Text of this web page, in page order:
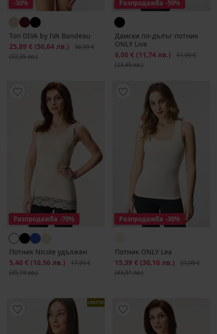
-30%
Топ DIVA by IVA Bandeau
Намаление
25,89 € (50,64 лв.) Първоначална цена
36,99 €
(72,35 лв.)
Разпродажба -50%
Дамски по-дълъг потник
ONLY Live
Намаление
6,00 € (11,74 лв.)
11,99 €
(23,45 лв.)
Разпродажба -70%
Потник Nicole удължен
Намаление
5,40 € (10,56 лв.) Първоначална цена
17,99 €
(35,19 лв.)
Разпродажба -30%
Потник ONLY Lea
Намаление
15,39 € (30,10 лв.)
21,99 €
(43,01 лв.)
LIMITED